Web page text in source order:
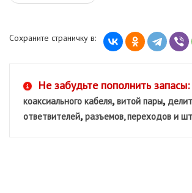
Сохраните страничку в:
Не забудьте пополнить запасы:
коаксиального кабеля,витой пары,
ответвителей,разъемов, переходов и